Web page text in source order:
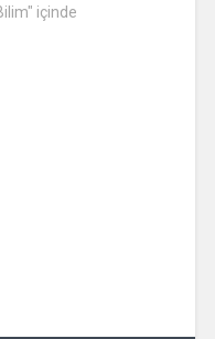
içinde